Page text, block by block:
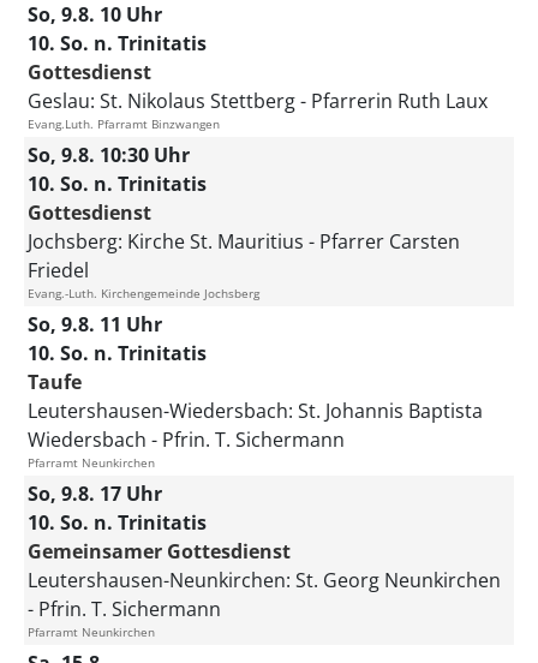
So, 9.8. 10 Uhr
10. So. n. Trinitatis
Gottesdienst
Geslau: St. Nikolaus Stettberg Pfarrerin Ruth Laux
Evang.Luth. Pfarramt Binzwangen
So, 9.8. 10:30 Uhr
10. So. n. Trinitatis
Gottesdienst
Jochsberg: Kirche St. Mauritius
Pfarrer Carsten
Friedel
Evang.-Luth. Kirchengemeinde Jochsberg
So, 9.8. 11 Uhr
10. So. n. Trinitatis
Taufe
Leutershausen-Wiedersbach: St. Johannis Baptista
Wiedersbach
Pfrin. T. Sichermann
Pfarramt Neunkirchen
So, 9.8. 17 Uhr
10. So. n. Trinitatis
Gemeinsamer Gottesdienst
Leutershausen-Neunkirchen: St. Georg Neunkirchen
Pfrin. T. Sichermann
Pfarramt Neunkirchen